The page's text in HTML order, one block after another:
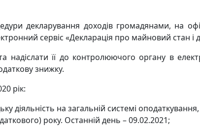
декларування доходів громадянами, на
сервіс «Декларація про майновий стан і
її до контролюючого органу в
знижку.
рік:
діяльність на загальній системі
року. Останній день – 09.02.2021;